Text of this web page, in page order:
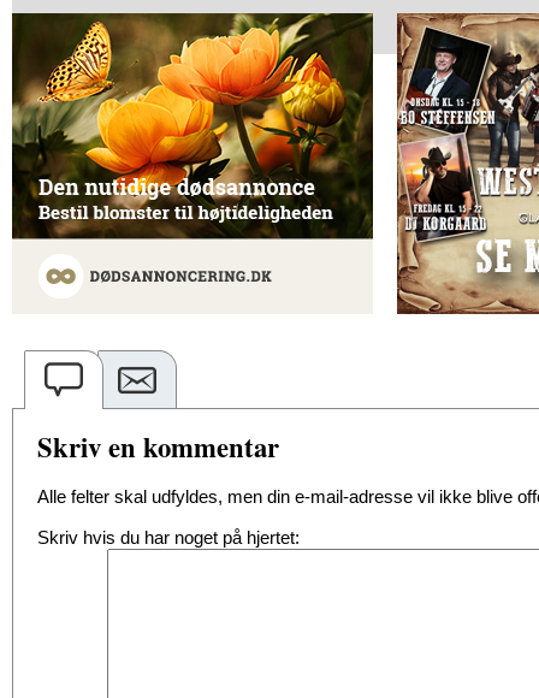
Skriv en kommentar
Alle felter skal udfyldes, men din e-mail-adresse vil ikke blive
Skriv hvis du har noget på hjertet: